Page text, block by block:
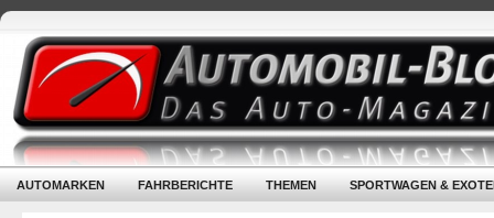
AUTOMARKEN FAHRBERICHTE THEMEN SPORTWAGEN &